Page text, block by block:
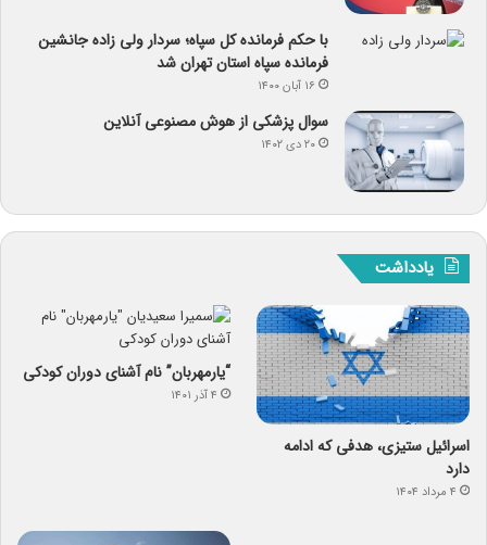
با حکم فرمانده کل سپاه؛ سردار ولی زاده جانشین
فرمانده سپاه استان تهران شد
۱۶ آبان ۱۴۰۰
سوال پزشکی از هوش مصنوعی آنلاین
۲۰ دی ۱۴۰۲
یادداشت
اسرائیل ستیزی، هدفی که ادامه
دارد
۴ مرداد ۱۴۰۴
“یارمهربان” نام آشنای دوران کودکی
۴ آذر ۱۴۰۱